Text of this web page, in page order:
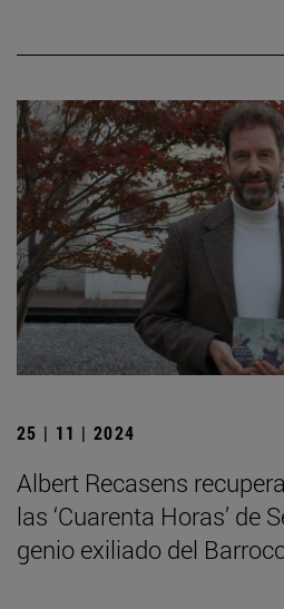
25 | 11 | 2024
Albert Recasens
las ‘Cuarenta Horas’ de
genio exiliado del